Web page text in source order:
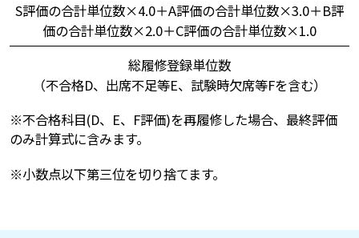
S評価の合計単位数×4.0＋A評価の合計単位数×3.0＋B評
価の合計単位数×2.0＋C評価の合計単位数×1.0
総履修登録単位数
（不合格D、出席不足等E、試験時欠席等Fを含む）
※不合格科目(D、E、F評価)を再履修した場合、最終評価
のみ計算式に含みます。
※小数点以下第三位を切り捨てます。